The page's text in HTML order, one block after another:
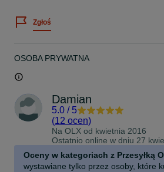
Zgłoś
OSOBA PRYWATNA
Damian
5.0 / 5
(12 ocen)
Na OLX od kwietnia 2016
Ostatnio online w dniu 27
Oceny w kategoriach z Przesyłką
wystawiane tylko przez osoby, które